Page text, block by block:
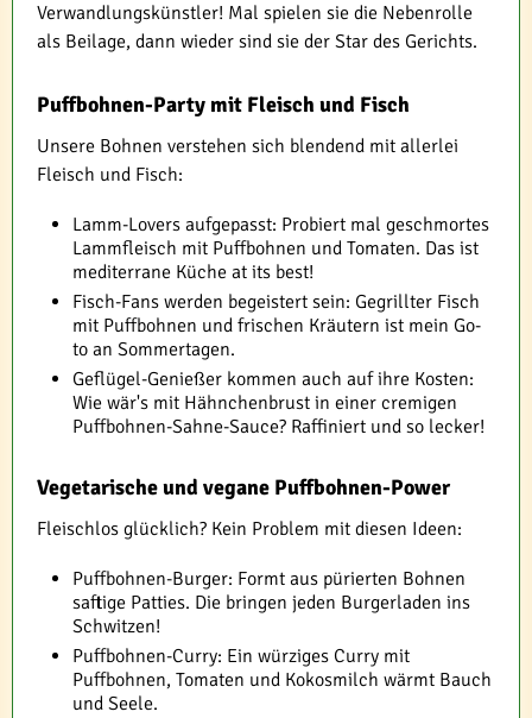
Verwandlungskünstler! Mal spielen sie die Nebenrolle
als Beilage, dann wieder sind sie der Star des Gerichts.
Puffbohnen-Party mit Fleisch und Fisch
Unsere Bohnen verstehen sich blendend mit allerlei
Fleisch und Fisch:
Lamm-Lovers aufgepasst: Probiert mal geschmortes
Lammfleisch mit Puffbohnen und Tomaten. Das ist
mediterrane Küche at its best!
Fisch-Fans werden begeistert sein: Gegrillter Fisch
mit Puffbohnen und frischen Kräutern ist mein Go-
to an Sommertagen.
Geflügel-Genießer kommen auch auf ihre Kosten:
Wie wär's mit Hähnchenbrust in einer cremigen
Puffbohnen-Sahne-Sauce? Raffiniert und so lecker!
Vegetarische und vegane Puffbohnen-Power
Fleischlos glücklich? Kein Problem mit diesen Ideen:
Puffbohnen-Burger: Formt aus pürierten Bohnen
saftige Patties. Die bringen jeden Burgerladen ins
Schwitzen!
Puffbohnen-Curry: Ein würziges Curry mit
Puffbohnen, Tomaten und Kokosmilch wärmt Bauch
und Seele.